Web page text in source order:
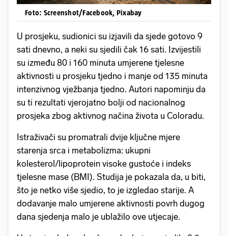
Foto: Screenshot/Facebook, Pixabay
U prosjeku, sudionici su izjavili da sjede gotovo 9
sati dnevno, a neki su sjedili čak 16 sati. Izvijestili
su između 80 i 160 minuta umjerene tjelesne
aktivnosti u prosjeku tjedno i manje od 135 minuta
intenzivnog vježbanja tjedno. Autori napominju da
su ti rezultati vjerojatno bolji od nacionalnog
prosjeka zbog aktivnog načina života u Coloradu.
Istraživači su promatrali dvije ključne mjere
starenja srca i metabolizma: ukupni
kolesterol/lipoprotein visoke gustoće i indeks
tjelesne mase (BMI). Studija je pokazala da, u biti,
što je netko više sjedio, to je izgledao starije. A
dodavanje malo umjerene aktivnosti povrh dugog
dana sjedenja malo je ublažilo ove utjecaje.